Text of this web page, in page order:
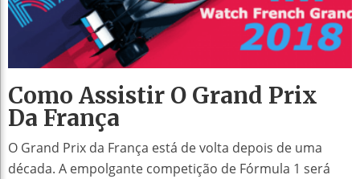
Como Assistir O Grand Prix
Da França
O Grand Prix da França está de volta depois de uma
década. A empolgante competição de Fórmula 1 será